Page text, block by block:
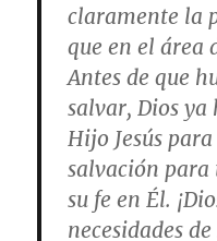
claramente la
que en el área
Antes de que
salvar, Dios ya
Hijo Jesús
salvación para
su fe en Él.
necesidades